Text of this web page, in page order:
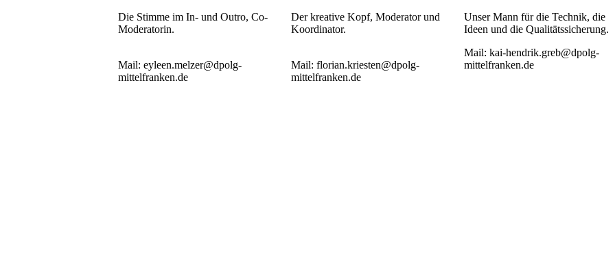
Die Stimme im In- und Outro, Co-
Moderatorin.
Mail: eyleen.melzer@dpolg-
mittelfranken.de
Der kreative Kopf, Moderator und
Koordinator.
Mail: florian.kriesten@dpolg-
mittelfranken.de
Unser Mann für die Technik, die
Ideen und die Qualitätssicherung.
Mail: kai-hendrik.greb@dpolg-
mittelfranken.de